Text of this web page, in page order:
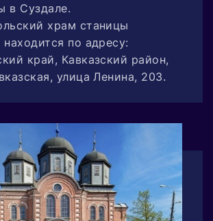
в Суздале.
храм станицы
находится по адресу:
край, Кавказский район,
улица Ленина, 203.